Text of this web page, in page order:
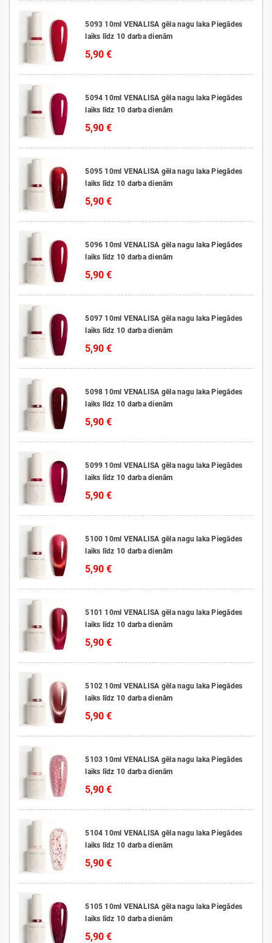
5093 10ml VENALISA gēla nagu laka Piegādes
laiks līdz 10 darba dienām
5,90 €
5094 10ml VENALISA gēla nagu laka Piegādes
laiks līdz 10 darba dienām
5,90 €
5095 10ml VENALISA gēla nagu laka Piegādes
laiks līdz 10 darba dienām
5,90 €
5096 10ml VENALISA gēla nagu laka Piegādes
laiks līdz 10 darba dienām
5,90 €
5097 10ml VENALISA gēla nagu laka Piegādes
laiks līdz 10 darba dienām
5,90 €
5098 10ml VENALISA gēla nagu laka Piegādes
laiks līdz 10 darba dienām
5,90 €
5099 10ml VENALISA gēla nagu laka Piegādes
laiks līdz 10 darba dienām
5,90 €
5100 10ml VENALISA gēla nagu laka Piegādes
laiks līdz 10 darba dienām
5,90 €
5101 10ml VENALISA gēla nagu laka Piegādes
laiks līdz 10 darba dienām
5,90 €
5102 10ml VENALISA gēla nagu laka Piegādes
laiks līdz 10 darba dienām
5,90 €
5103 10ml VENALISA gēla nagu laka Piegādes
laiks līdz 10 darba dienām
5,90 €
5104 10ml VENALISA gēla nagu laka Piegādes
laiks līdz 10 darba dienām
5,90 €
5105 10ml VENALISA gēla nagu laka Piegādes
laiks līdz 10 darba dienām
5,90 €